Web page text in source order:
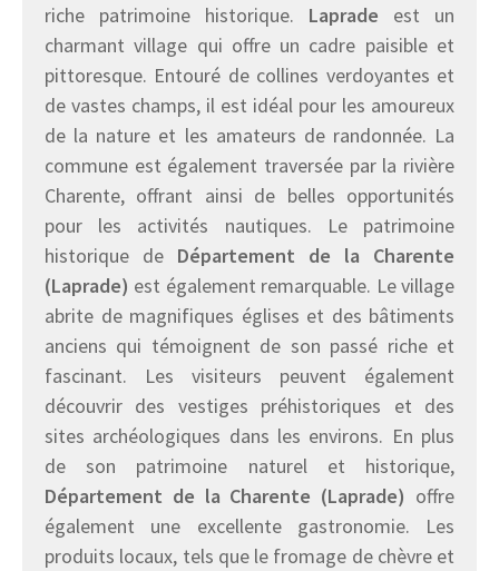
riche patrimoine historique. Laprade est un
charmant village qui offre un cadre paisible et
pittoresque. Entouré de collines verdoyantes et
de vastes champs, il est idéal pour les amoureux
de la nature et les amateurs de randonnée. La
commune est également traversée par la rivière
Charente, offrant ainsi de belles opportunités
pour les activités nautiques. Le patrimoine
historique de Département de la Charente
(Laprade) est également remarquable. Le village
abrite de magnifiques églises et des bâtiments
anciens qui témoignent de son passé riche et
fascinant. Les visiteurs peuvent également
découvrir des vestiges préhistoriques et des
sites archéologiques dans les environs. En plus
de son patrimoine naturel et historique,
Département de la Charente (Laprade) offre
également une excellente gastronomie. Les
produits locaux, tels que le fromage de chèvre et